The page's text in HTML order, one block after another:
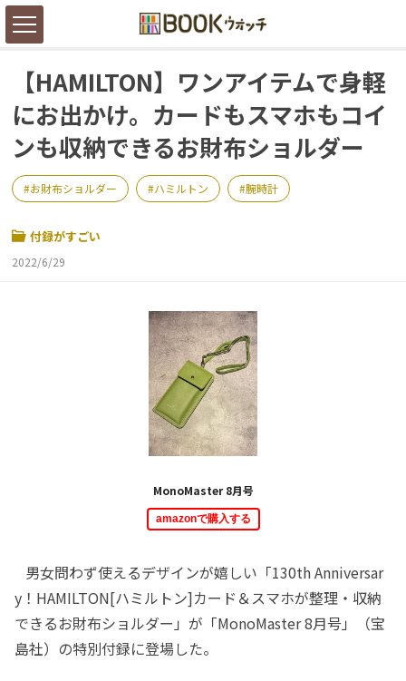
【HAMILTON】ワンアイテムで身軽
にお出かけ。カードもスマホもコイ
ンも収納できるお財布ショルダー
お財布ショルダー ハミルトン 腕時計
付録がすごい
2022/6/29
MonoMaster 8月号
amazonで購入する
男女問わず使えるデザインが嬉しい「130th Anniversar
y！HAMILTON[ハミルトン]カード＆スマホが整理・収納
できるお財布ショルダー」が「MonoMaster 8月号」（宝
島社）の特別付録に登場した。